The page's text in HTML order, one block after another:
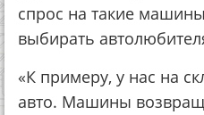
спрос на такие
выбирать
«К примеру, у нас на
авто. Машины